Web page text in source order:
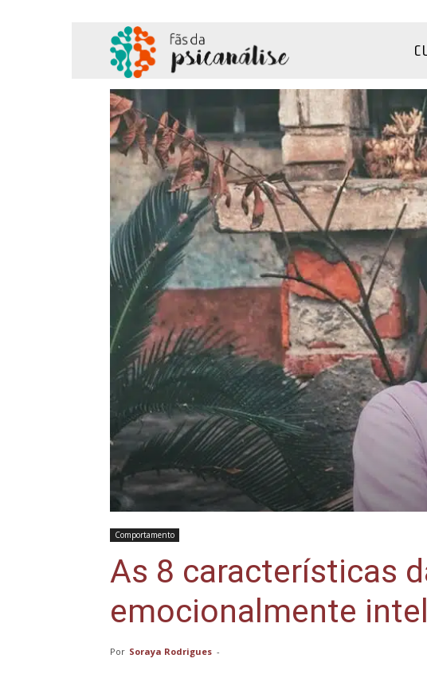
da
Psicanálise
Comportamento
As 8 características
emocionalmente
Por Soraya Rodrigues -